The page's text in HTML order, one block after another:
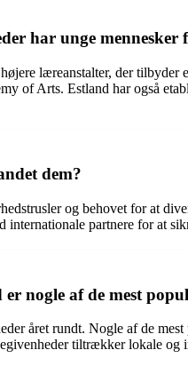
har unge mennesker
læreanstalter, der
of Arts. Estland har også
dem?
og behovet for at
internationale partnere for at
nogle af de mest
året rundt. Nogle af de
tiltrækker lokale og